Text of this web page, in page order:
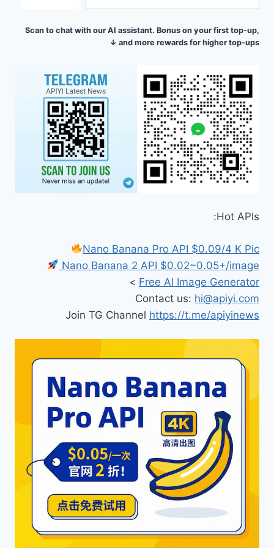
Scan to chat with our AI assistant. Bonus on your first top-up,
and more rewards for higher top-ups ↓
Hot APIs:
Nano Banana Pro API $0.09/4 K Pic
Nano Banana 2 API $0.02~0.05+/image
Free AI Image Generator
>
Contact us: hi@apiyi.com
Join TG Channel https://t.me/apiyinews